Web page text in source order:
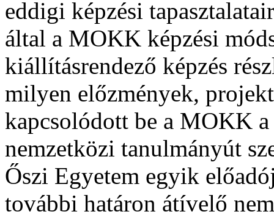
eddigi képzési
által a MOKK képzési
kiállításrendező képzés
milyen előzmények,
kapcsolódott be a MOKK
nemzetközi tanulmányút
Őszi Egyetem egyik
további határon átívelő